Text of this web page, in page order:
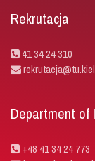
Rekrutacja
41 34 24 310
Department of
+48 41 34 24 773